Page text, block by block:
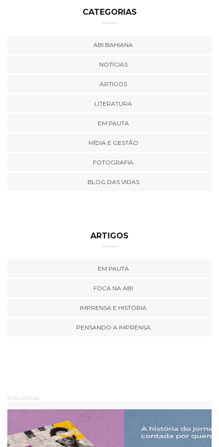
CATEGORIAS
ABI BAHIANA
NOTÍCIAS
ARTIGOS
LITERATURA
EM PAUTA
MÍDIA E GESTÃO
FOTOGRAFIA
BLOG DAS VIDAS
ARTIGOS
EM PAUTA
FOCA NA ABI
IMPRENSA E HISTÓRIA
PENSANDO A IMPRENSA
PUBLICIDADE